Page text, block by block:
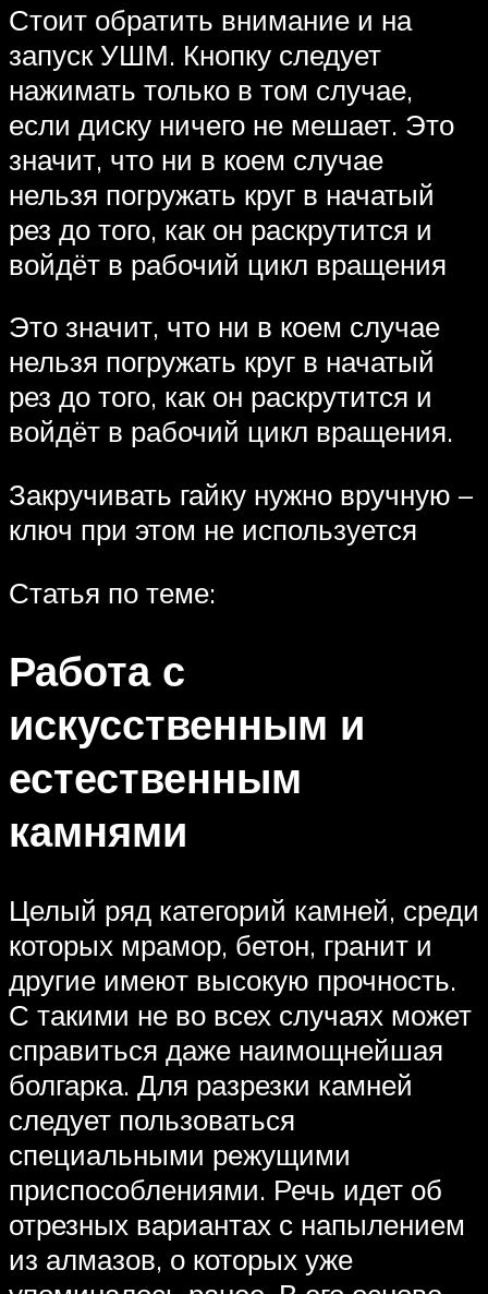
Стоит обратить внимание и на
запуск УШМ. Кнопку следует
нажимать только в том случае,
если диску ничего не мешает. Это
значит, что ни в коем случае
нельзя погружать круг в начатый
рез до того, как он раскрутится и
войдёт в рабочий цикл вращения
Это значит, что ни в коем случае
нельзя погружать круг в начатый
рез до того, как он раскрутится и
войдёт в рабочий цикл вращения.
Закручивать гайку нужно вручную –
ключ при этом не используется
Статья по теме:
Работа с
искусственным и
естественным
камнями
Целый ряд категорий камней, среди
которых мрамор, бетон, гранит и
другие имеют высокую прочность.
С такими не во всех случаях может
справиться даже наимощнейшая
болгарка. Для разрезки камней
следует пользоваться
специальными режущими
приспособлениями. Речь идет об
отрезных вариантах с напылением
из алмазов, о которых уже